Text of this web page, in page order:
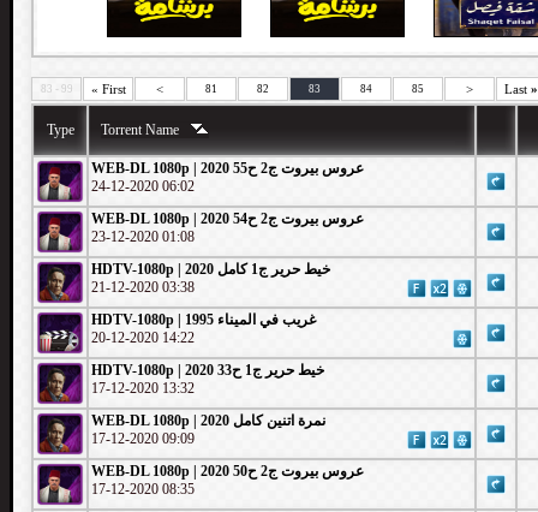
83 - 99 « First < 81 82 83 84 85 > Last »
Type Torrent Name
WEB-DL 1080p | 2020 عروس بيروت ج2 ح55
24-12-2020 06:02
WEB-DL 1080p | 2020 عروس بيروت ج2 ح54
23-12-2020 01:08
HDTV-1080p | خيط حرير ج1 كامل 2020
21-12-2020 03:38
HDTV-1080p | غريب في الميناء 1995
20-12-2020 14:22
HDTV-1080p | خيط حرير ج1 ح33 2020
17-12-2020 13:32
WEB-DL 1080p | 2020 نمرة اتنين كامل
17-12-2020 09:09
WEB-DL 1080p | 2020 عروس بيروت ج2 ح50
17-12-2020 08:35